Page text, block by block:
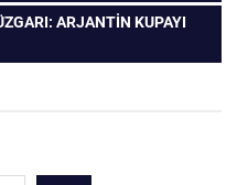
ARJANTIN KUPAYI